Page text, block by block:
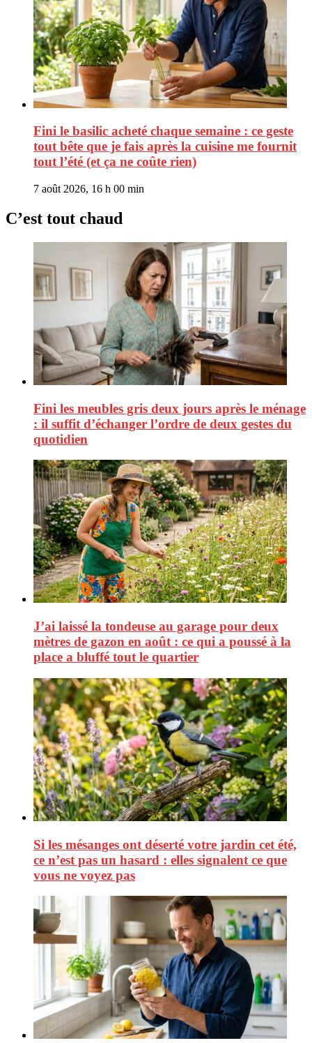
Fini le basilic acheté chaque semaine : ce geste
tout bête que je fais après la cuisine me fournit
tout l’été (et ça ne coûte rien)
7 août 2026, 16 h 00 min
C’est tout chaud
Fini les meubles gris deux jours après le ménage
: il suffit d’échanger l’ordre de deux gestes du
quotidien
J’ai laissé la tondeuse au garage pour deux
mètres de gazon en août : ce qui a poussé à la
place a bluffé tout le quartier
Si les mésanges ont déserté votre jardin cet été,
ce n’est pas un hasard : elles signalent ce que
vous ne voyez pas